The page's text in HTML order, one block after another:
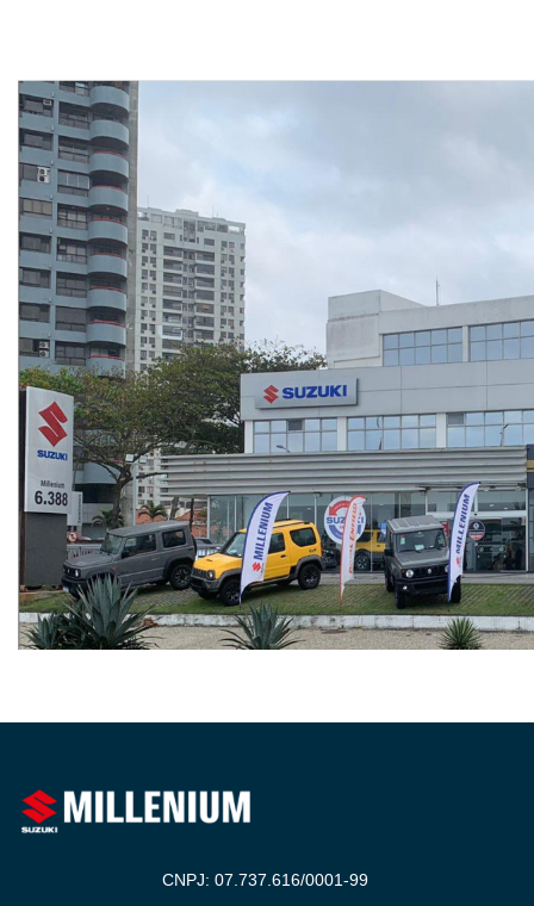
CNPJ: 07.737.616/0001-99